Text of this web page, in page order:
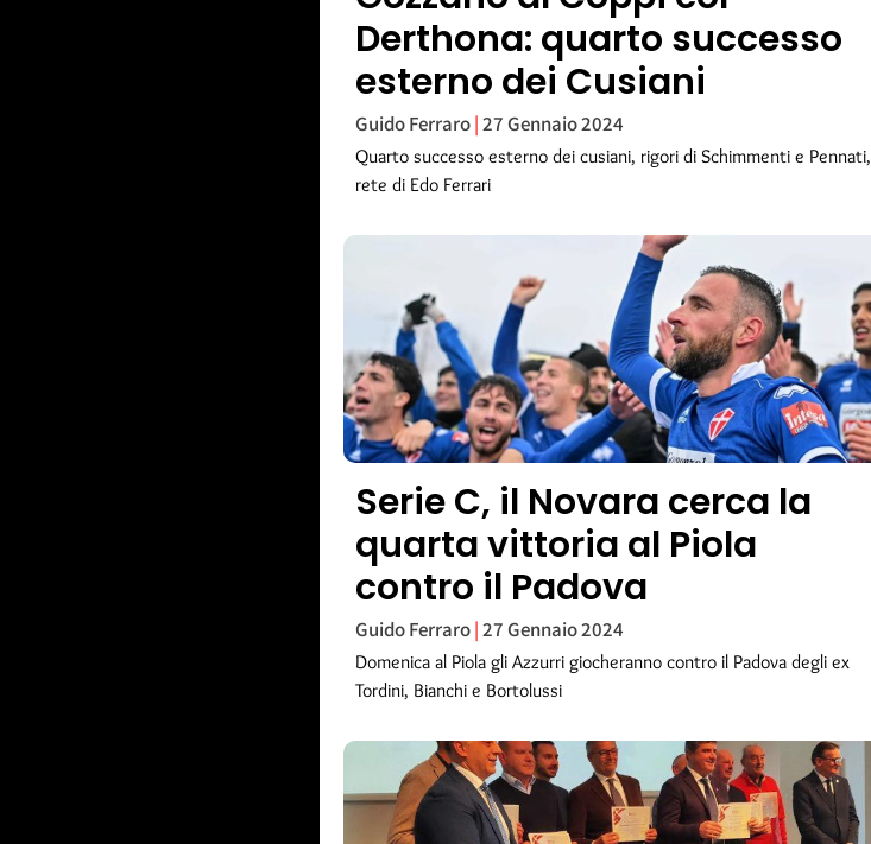
Derthona: quarto successo
esterno dei Cusiani
Guido Ferraro 27 Gennaio 2024
Quarto successo esterno dei cusiani, rigori di Schimmenti e Pennati,
rete di Edo Ferrari
Serie C, il Novara cerca la
quarta vittoria al Piola
contro il Padova
Guido Ferraro 27 Gennaio 2024
Domenica al Piola gli Azzurri giocheranno contro il Padova degli ex
Tordini, Bianchi e Bortolussi